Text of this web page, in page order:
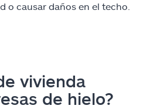
o causar daños en el techo.
vivienda
de hielo?